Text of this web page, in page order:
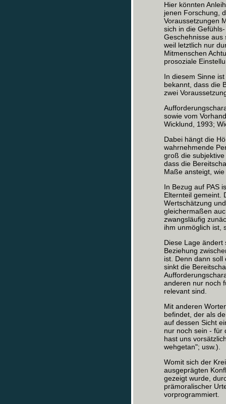
Hier könnten
jenen Forschung,
Voraussetzungen
sich in die
Geschehnisse aus
weil letztlich nur
Mitmenschen
prosoziale
In diesem Sinne
bekannt, dass die
zwei
sowie vom
Wicklund, 1993;
Dabei hängt die
wahrnehmende
groß die
dass die
Maße ansteigt,
In Bezug auf PAS
Elternteil gemeint.
Wertschätzung
gleichermaßen
zwangsläufig
ihm unmöglich ist,
Diese Lage ändert
Beziehung
ist. Denn dann
sinkt die
anderen nur noch
relevant sind.
Mit anderen
befindet, der als
auf dessen Sicht
nur noch sein - für
hast uns
wehgetan"; usw.).
Womit sich der
ausgeprägten
gezeigt wurde,
prämoralischer
vorprogrammiert.